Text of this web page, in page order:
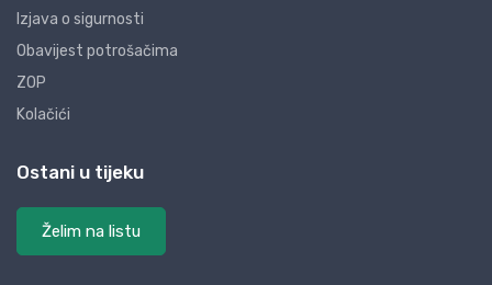
Izjava o sigurnosti
Obavijest potrošačima
ZOP
Kolačići
Ostani u tijeku
Želim na listu